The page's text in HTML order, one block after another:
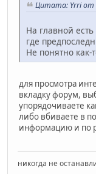
Цитата: Yrri от
На главной
где
Не понятно как-
для просмотра
вкладку форум,
упорядочиваете
либо вбиваете в
информацию и по
никогда не